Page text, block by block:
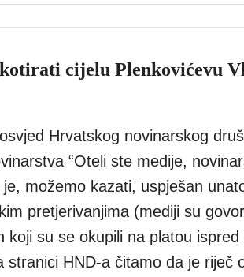
cijelu Plenkovićevu
Hrvatskog novinarskog
“Oteli ste medije,
je, možemo kazati, uspješan
pretjerivanjima (mediji su
koji su se okupili na platou ispred
stranici HND-a čitamo da je riječ